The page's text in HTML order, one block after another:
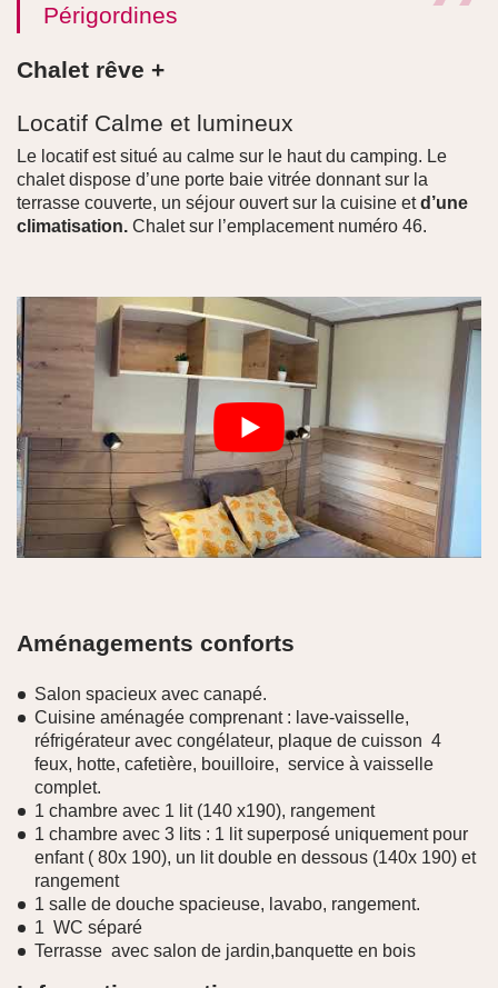
Périgordines
Chalet rêve +
Locatif Calme et lumineux
Le locatif est situé au calme sur le haut du camping. Le
chalet dispose d’une porte baie vitrée donnant sur la
terrasse couverte, un séjour ouvert sur la cuisine etd’une
climatisation. Chalet sur l’emplacement numéro 46.
Aménagements conforts
Salon spacieux avec canapé.
Cuisine aménagée comprenant : lave-vaisselle,
réfrigérateur avec congélateur, plaque de cuisson 4
feux, hotte, cafetière, bouilloire, service à vaisselle
complet.
1 chambre avec 1 lit (140 x190), rangement
1 chambre avec 3 lits : 1 lit superposé uniquement pour
enfant ( 80x 190), un lit double en dessous (140x 190) et
rangement
1 salle de douche spacieuse, lavabo, rangement.
1 WC séparé
Terrasse avec salon de jardin,banquette en bois